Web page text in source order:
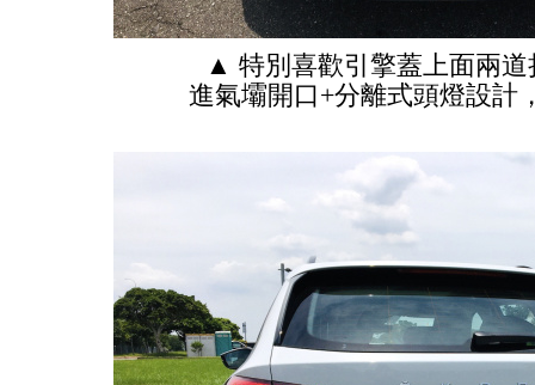
▲ 特別喜歡引擎蓋上面兩
進氣壩開口+分離式頭燈設計